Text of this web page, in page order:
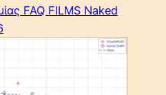
FAQ FILMS Naked